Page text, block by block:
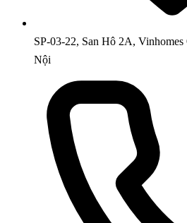
SP-03-22, San Hô 2A,
Nội